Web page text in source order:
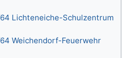
Lichteneiche-Schulzentrum
Weichendorf-Feuerwehr